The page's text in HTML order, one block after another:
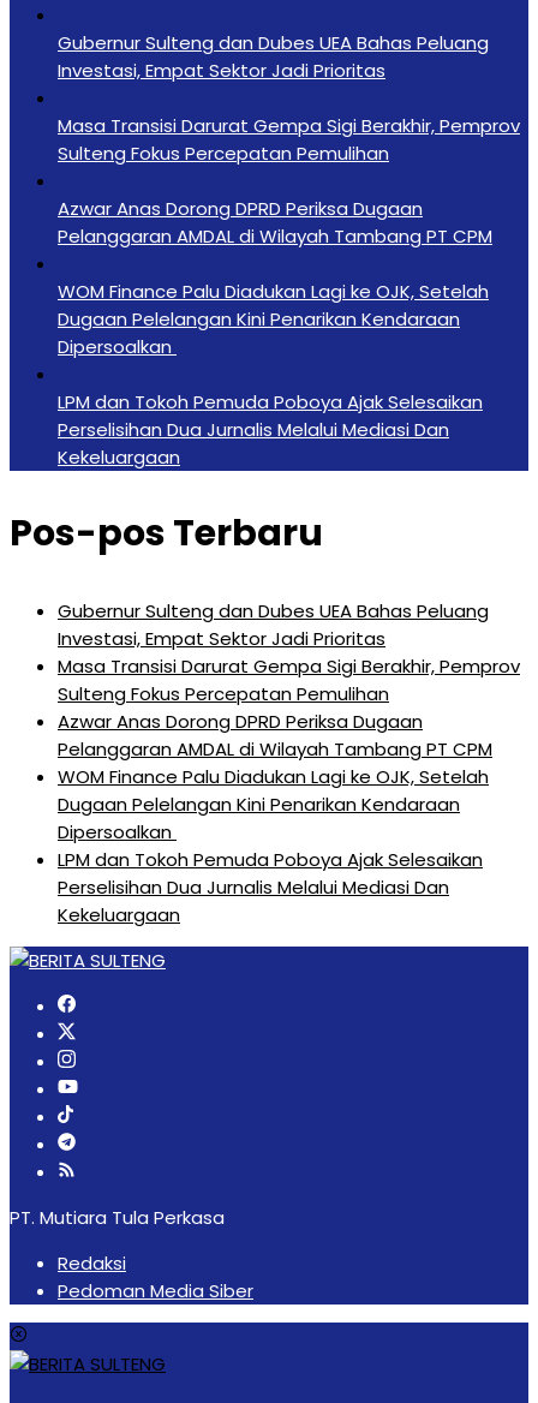
Gubernur Sulteng dan Dubes UEA Bahas Peluang
Investasi, Empat Sektor Jadi Prioritas
Masa Transisi Darurat Gempa Sigi Berakhir, Pemprov
Sulteng Fokus Percepatan Pemulihan
Azwar Anas Dorong DPRD Periksa Dugaan
Pelanggaran AMDAL di Wilayah Tambang PT CPM
‎WOM Finance Palu Diadukan Lagi ke OJK, Setelah
Dugaan Pelelangan Kini Penarikan Kendaraan
Dipersoalkan ‎
LPM dan Tokoh Pemuda Poboya Ajak Selesaikan
Perselisihan Dua Jurnalis Melalui Mediasi Dan
Kekeluargaan
Pos-pos Terbaru
Gubernur Sulteng dan Dubes UEA Bahas Peluang
Investasi, Empat Sektor Jadi Prioritas
Masa Transisi Darurat Gempa Sigi Berakhir, Pemprov
Sulteng Fokus Percepatan Pemulihan
Azwar Anas Dorong DPRD Periksa Dugaan
Pelanggaran AMDAL di Wilayah Tambang PT CPM
‎WOM Finance Palu Diadukan Lagi ke OJK, Setelah
Dugaan Pelelangan Kini Penarikan Kendaraan
Dipersoalkan ‎
LPM dan Tokoh Pemuda Poboya Ajak Selesaikan
Perselisihan Dua Jurnalis Melalui Mediasi Dan
Kekeluargaan
PT. Mutiara Tula Perkasa
Redaksi
Pedoman Media Siber